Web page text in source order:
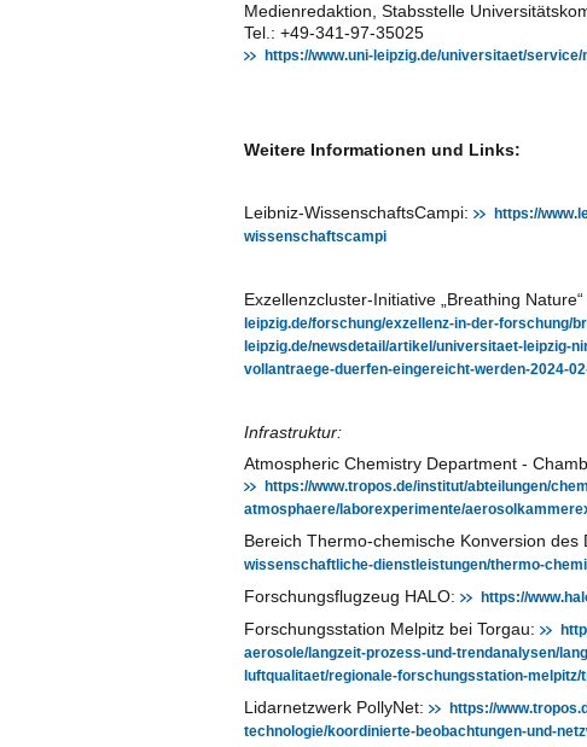
Medienredaktion, Stabsstelle
Tel.: +49-341-97-35025
https://www.uni-leipzig.de/universitaet/
Weitere Informationen und Links:
Leibniz-WissenschaftsCampi:
https://
wissenschaftscampi
Exzellenzcluster-Initiative „Breathing
leipzig.de/forschung/exzellenz-in-der-forschung/
leipzig.de/newsdetail/artikel/universitaet-leipzig-
vollantraege-duerfen-eingereicht-werden-2024-
Infrastruktur:
Atmospheric Chemistry Department -
https://www.tropos.de/institut/abteilungen/
atmosphaere/laborexperimente/
Bereich Thermo-chemische Konversion des
wissenschaftliche-dienstleistungen/thermo-
Forschungsflugzeug HALO: https://
Forschungsstation Melpitz bei Torgau:
aerosole/langzeit-prozess-und-trendanalysen/
luftqualitaet/regionale-forschungsstation-
Lidarnetzwerk PollyNet:
https://
technologie/koordinierte-beobachtungen-und-